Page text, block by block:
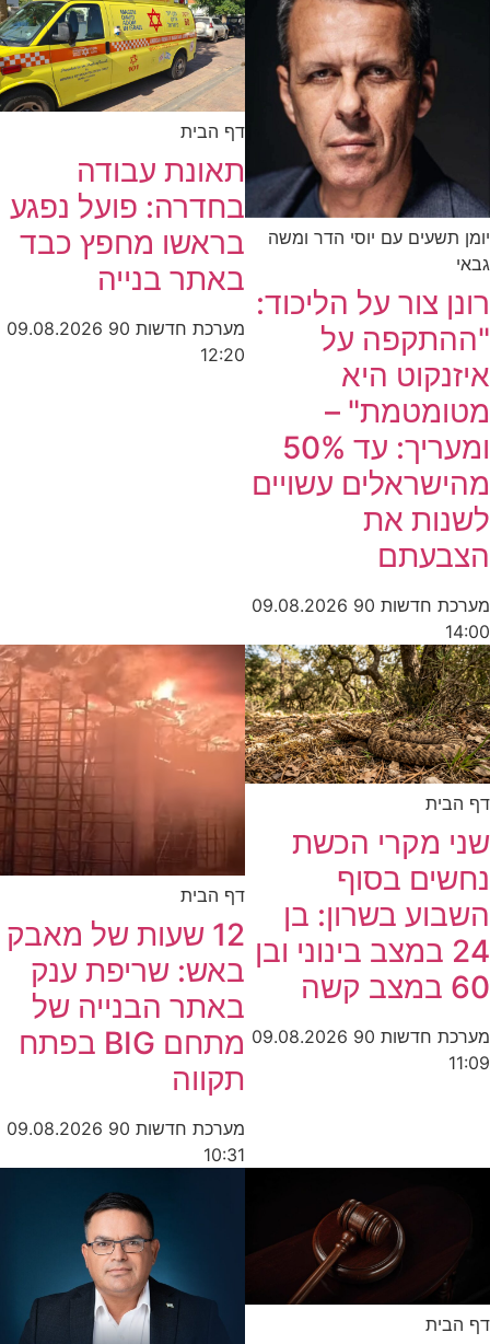
יומן תשעים עם יוסי הדר ומשה
גבאי
רונן צור על הליכוד:
"ההתקפה על
איזנקוט היא
מטומטמת" –
ומעריך: עד 50%
מהישראלים עשויים
לשנות את
הצבעתם
מערכת חדשות 90
09.08.2026
14:00
דף הבית
תאונת עבודה
בחדרה: פועל נפגע
בראשו מחפץ כבד
באתר בנייה
מערכת חדשות 90
09.08.2026
12:20
דף הבית
שני מקרי הכשת
נחשים בסוף
השבוע בשרון: בן
24 במצב בינוני ובן
60 במצב קשה
מערכת חדשות 90
09.08.2026
11:09
דף הבית
12 שעות של מאבק
באש: שריפת ענק
באתר הבנייה של
מתחם BIG בפתח
תקווה
מערכת חדשות 90
09.08.2026
10:31
דף הבית